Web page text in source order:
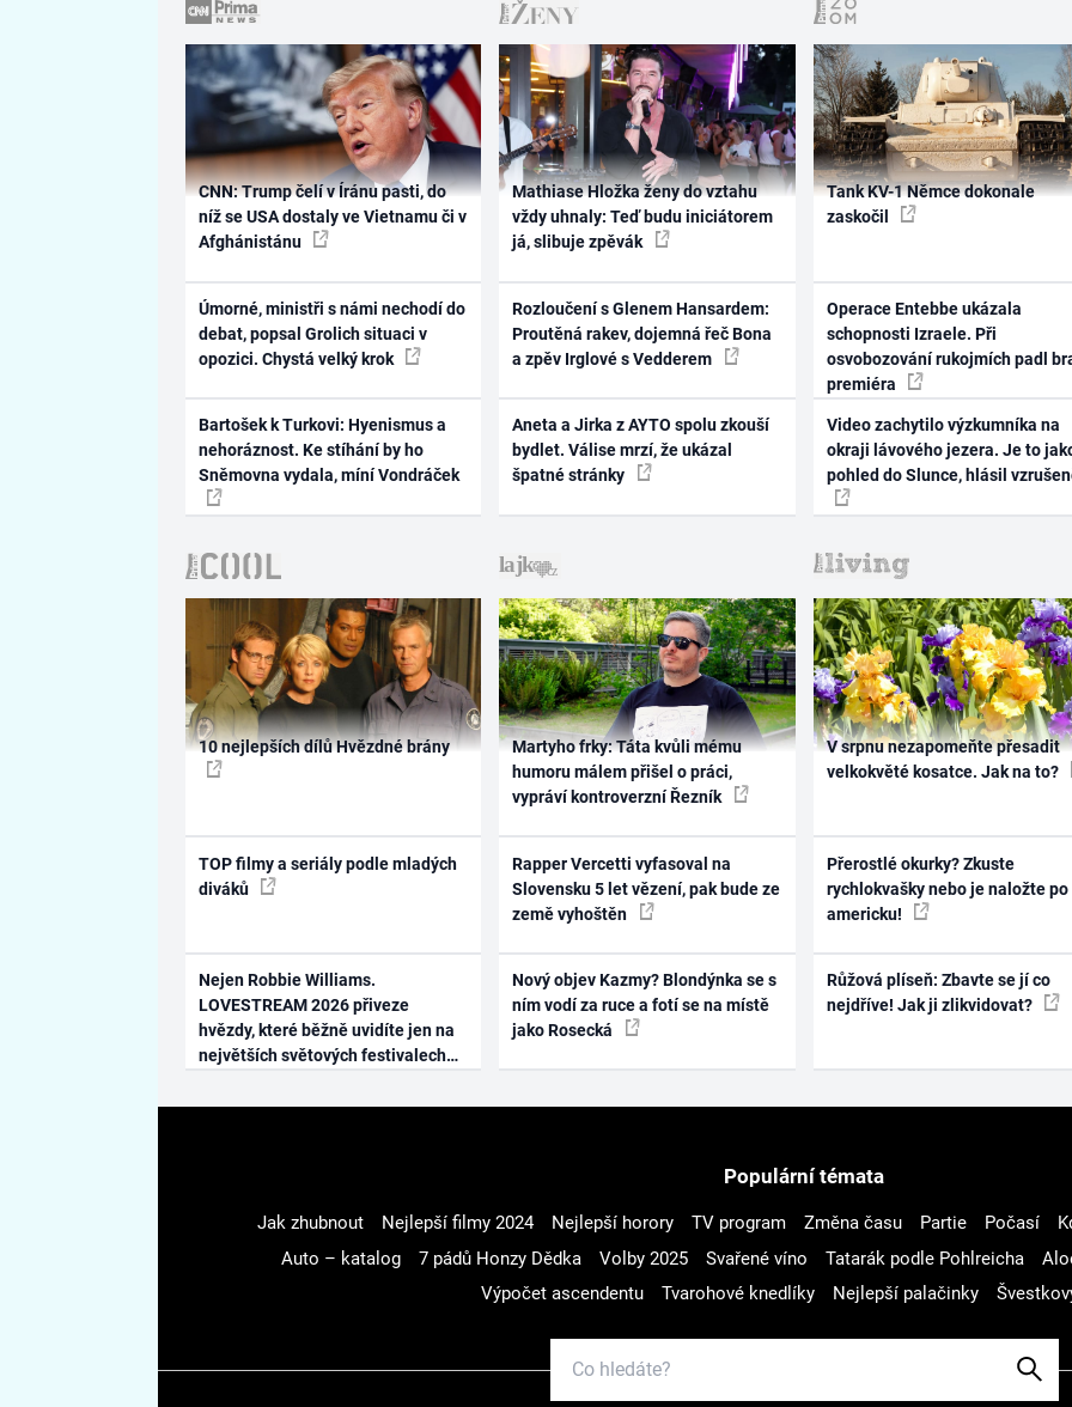
CNN: Trump čelí v Íránu pasti, do
níž se USA dostaly ve Vietnamu či v
Afghánistánu
Úmorné, ministři s námi nechodí do
debat, popsal Grolich situaci v
opozici. Chystá velký krok
Bartošek k Turkovi: Hyenismus a
nehoráznost. Ke stíhání by ho
Sněmovna vydala, míní Vondráček
Mathiase Hložka ženy do vztahu
vždy uhnaly: Teď budu iniciátorem
já, slibuje zpěvák
Rozloučení s Glenem Hansardem:
Proutěná rakev, dojemná řeč Bona
a zpěv Irglové s Vedderem
Aneta a Jirka z AYTO spolu zkouší
bydlet. Válise mrzí, že ukázal
špatné stránky
Tank KV-1 Němce dokonale
zaskočil
Operace Entebbe ukázala
schopnosti Izraele. Při
osvobozování rukojmích padl
premiéra
Video zachytilo výzkumníka na
okraji lávového jezera. Je to
pohled do Slunce, hlásil
10 nejlepších dílů Hvězdné brány
TOP filmy a seriály podle mladých
diváků
Nejen Robbie Williams.
LOVESTREAM 2026 přiveze
hvězdy, které běžně uvidíte jen na
největších světových festivalech
Martyho frky: Táta kvůli mému
humoru málem přišel o práci,
vypráví kontroverzní Řezník
Rapper Vercetti vyfasoval na
Slovensku 5 let vězení, pak bude ze
země vyhoštěn
Nový objev Kazmy? Blondýnka se s
ním vodí za ruce a fotí se na místě
jako Rosecká
V srpnu nezapomeňte přesadit
velkokvěté kosatce. Jak na to?
Přerostlé okurky? Zkuste
rychlokvašky nebo je naložte po
americku!
Růžová plíseň: Zbavte se jí co
nejdříve! Jak ji zlikvidovat?
Populární témata
Jak zhubnout Nejlepší filmy 2024 Nejlepší horory TV program Změna času Partie Počasí
Auto – katalog
7 pádů Honzy Dědka Volby 2025 Svařené víno Tatarák podle Pohlreicha
Výpočet ascendentu
Tvarohové knedlíky Nejlepší palačinky